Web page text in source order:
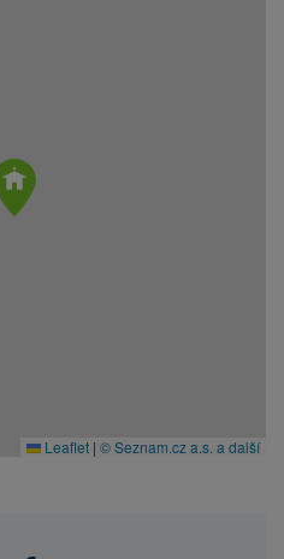
Leaflet | © Seznam.cz a.s. a další